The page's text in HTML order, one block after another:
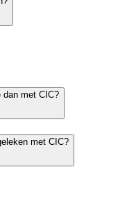
dan met CIC?
met CIC?